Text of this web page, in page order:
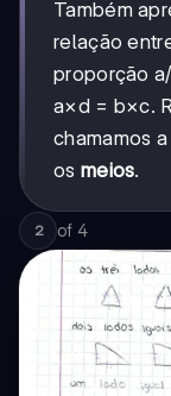
Também
relação
proporção
a×d = b×c.
chamamos
os meios.
2 of 4